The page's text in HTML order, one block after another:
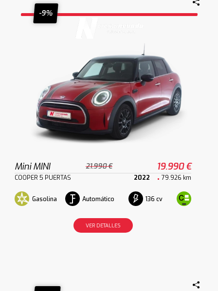
-9%
Mini MINI 21.990 € 19.990 €
COOPER 5 PUERTAS 2022 79.926 km
Gasolina Automático 136 cv
VER DETALLES